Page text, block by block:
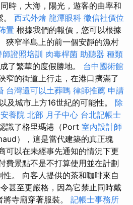
同時，大海，陽光，遊客的曲率和
西式外燴 龍潭眼科 徵信社價位
置 根據我們的報價，您可以根據
狹窄半島上的前一個安靜的漁村
師證照培訓 肉毒桿菌 助聽器 種類
了繁華的度假勝地。 台中國術館
窄的街道上行走，在港口擠滿了
台灣還可以土葬嗎 律師推薦 申請
及城市上方16世紀的可能性。 除
安養院 北部 月子中心 台北記帳士
識了格里瑪港（Port 室內設計師
），這是當代建築的真正瑰
可以在未經事先通知的情況下更
費景點不是不打算使用並在計劃
。 向客人提供的茶和咖啡來自
甚至更嚴格，因為它禁止同時戴
寺廟穿著服裝。 記帳士事務所